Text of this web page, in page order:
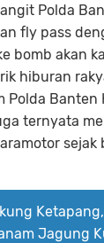
Polda
fly pass
bomb akan
hiburan
Polda Banten
ternyata
sejak
Jagung